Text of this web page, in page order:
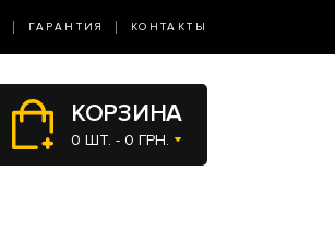
ГАРАНТИЯ КОНТАКТЫ
КОРЗИНА
0 ШТ. - 0 ГРН.